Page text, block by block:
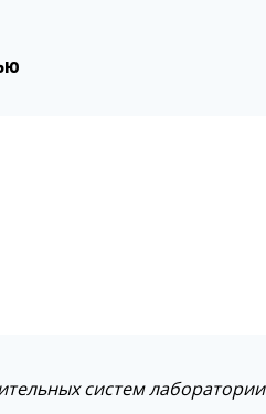
систем лаборатории